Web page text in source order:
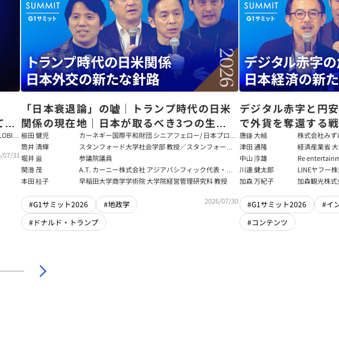
07/31
「日本衰退論」の嘘｜トランプ時代の日米
関係の現在地｜日本が取るべき3つの生存
戦略【櫛田健児×関灘茂×堀井巌×筒井清
輝】
櫛田 健児
カーネギー国際平和財団 シニアフェロー/ 日本プログ
ラムディレクター
筒井 清輝
スタンフォード大学社会学部 教授／スタンフォード
大学アジア太平洋研究センター 所長／東京財団 名誉
フェロー
堀井 巌
参議院議員
関灘 茂
A.T. カーニー株式会社 アジアパシフィック代表・日
本法人会長
本田 桂子 早稲田大学商学学術院 大学院経営管理研究科 教授
#G1サミット2026
#地政学
#ドナルド・トランプ
2026/07/30
デジタル赤字と円
で外貨を奪還する
る真の条件
唐鎌 大輔
株式会社み
ト
津田 通隆
経済産業省
デジタル経
報処理推進
センター 情
任者
中山 淳雄
Re
講師／Plott
川邊 健太郎
LINEヤフー
加森 万紀子
加森観光株式
#G1サミット2026
#イ
#コンテンツ